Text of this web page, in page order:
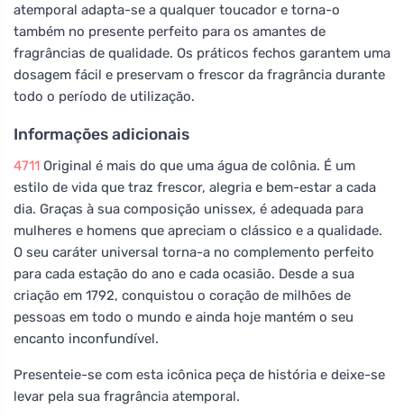
atemporal adapta-se a qualquer toucador e torna-o
também no presente perfeito para os amantes de
fragrâncias de qualidade. Os práticos fechos garantem uma
dosagem fácil e preservam o frescor da fragrância durante
todo o período de utilização.
Informações adicionais
4711 Original é mais do que uma água de colônia. É um
estilo de vida que traz frescor, alegria e bem-estar a cada
dia. Graças à sua composição unissex, é adequada para
mulheres e homens que apreciam o clássico e a qualidade.
O seu caráter universal torna-a no complemento perfeito
para cada estação do ano e cada ocasião. Desde a sua
criação em 1792, conquistou o coração de milhões de
pessoas em todo o mundo e ainda hoje mantém o seu
encanto inconfundível.
Presenteie-se com esta icônica peça de história e deixe-se
levar pela sua fragrância atemporal.